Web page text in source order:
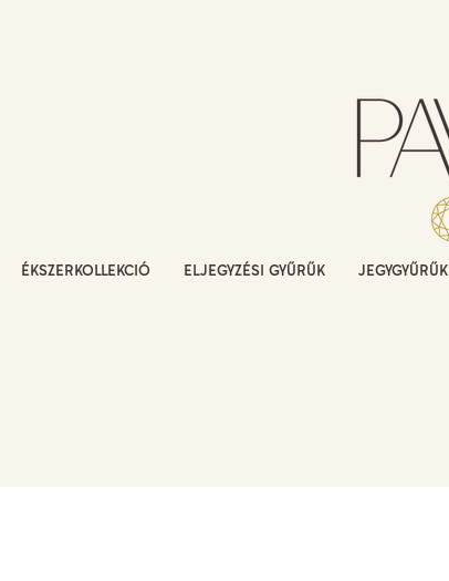
ÉKSZERKOLLEKCIÓ ELJEGYZÉSI GYŰRŰK JEGYGYŰRŰK